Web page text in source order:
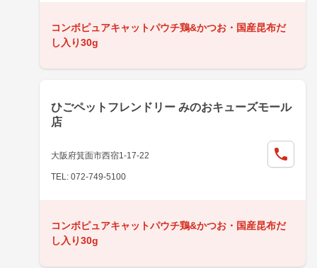
コンボピュアキャットパウチ鶏&かつお・国産昆布だ
し入り30g
ひごペットフレンドリー みのおキューズモール
店
大阪府箕面市西宿1-17-22
TEL: 072-749-5100
コンボピュアキャットパウチ鶏&かつお・国産昆布だ
し入り30g